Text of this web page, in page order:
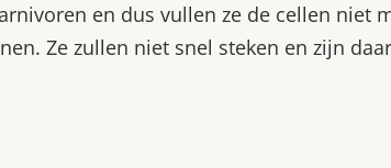
en dus vullen ze de cellen niet
Ze zullen niet snel steken en zijn